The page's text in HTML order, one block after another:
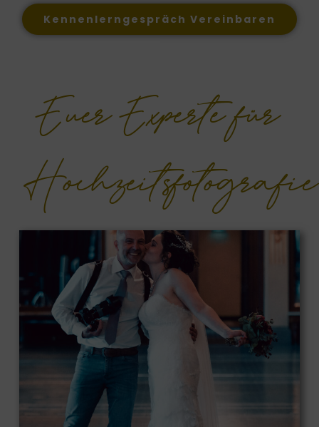
Kennenlerngespräch Vereinbaren
Euer Experte für
Hochzeitsfotografie